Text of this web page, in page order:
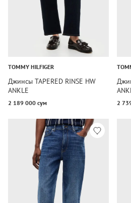
TOMMY HILFIGER
Джинсы TAPERED RINSE HW
ANKLE
2 189 000 сум 2